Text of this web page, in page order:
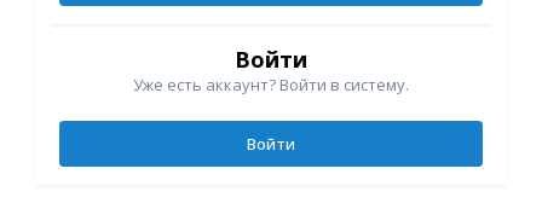
Войти
Уже есть аккаунт? Войти в систему.
Войти